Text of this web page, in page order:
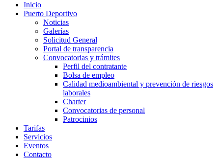
Inicio
Puerto Deportivo
Noticias
Galerías
Solicitud General
Portal de transparencia
Convocatorias y trámites
Perfil del contratante
Bolsa de empleo
Calidad medioambiental y prevención de riesgos
laborales
Charter
Convocatorias de personal
Patrocinios
Tarifas
Servicios
Eventos
Contacto